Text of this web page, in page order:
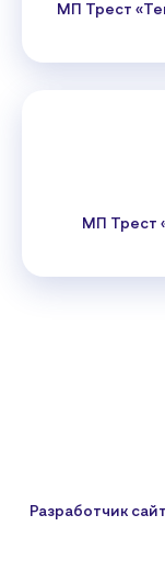
МП Трест
МП Трест
Разработчик